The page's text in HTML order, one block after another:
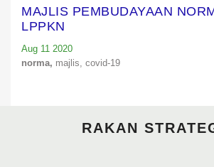
MAJLIS PEMBUDAYAAN
LPPKN
Aug 11 2020
norma, majlis, covid-19
RAKAN